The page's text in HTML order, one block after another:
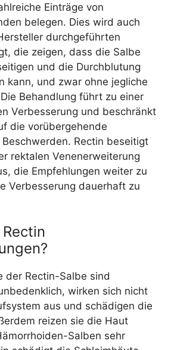
Einträge von
belegen. Dies wird auch
durchgeführten
die zeigen, dass die Salbe
und die Durchblutung
kann, und zwar ohne jegliche
Behandlung führt zu einer
Verbesserung und beschränkt
die vorübergehende
Rectin beseitigt
rektalen Venenerweiterung
die Empfehlungen weiter zu
Verbesserung dauerhaft zu
der Rectin-Salbe sind
wirken sich nicht
aus und schädigen die
reizen sie die Haut
Salben sehr